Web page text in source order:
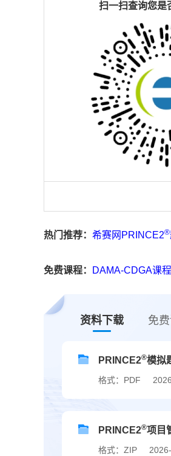
扫一扫查询您是
热门推荐： 希赛网PRINCE2®
免费课程： DAMA-CDGA课
资料下载 免
PRINCE2®模拟
格式：PDF
PRINCE2®项目
格式：ZIP